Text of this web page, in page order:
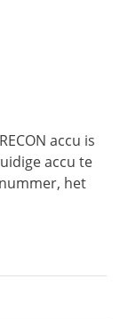
accu is
accu te
het